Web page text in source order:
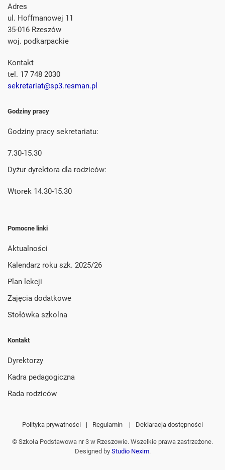
Adres
ul. Hoffmanowej 11
35-016 Rzeszów
woj. podkarpackie
Kontakt
tel. 17 748 2030
sekretariat@sp3.resman.pl
Godziny pracy
Godziny pracy sekretariatu:
7.30-15.30
Dyżur dyrektora dla rodziców:
Wtorek 14.30-15.30
Pomocne linki
Aktualności
Kalendarz roku szk. 2025/26
Plan lekcji
Zajęcia dodatkowe
Stołówka szkolna
Kontakt
Dyrektorzy
Kadra pedagogiczna
Rada rodziców
Polityka prywatności | Regulamin | Deklaracja dostępności
© Szkoła Podstawowa nr 3 w Rzeszowie. Wszelkie prawa zastrzeżone.
Designed by Studio Nexim.